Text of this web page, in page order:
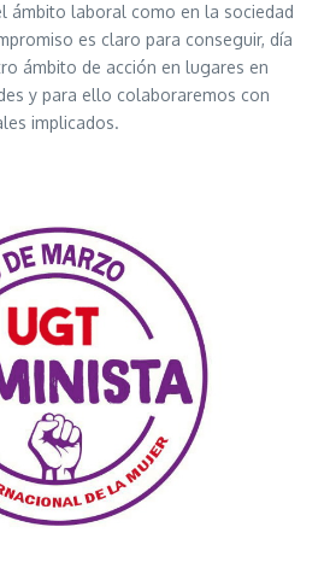
ámbito laboral como en la sociedad
es claro para conseguir, día
ámbito de acción en lugares en
y para ello colaboraremos con
implicados.